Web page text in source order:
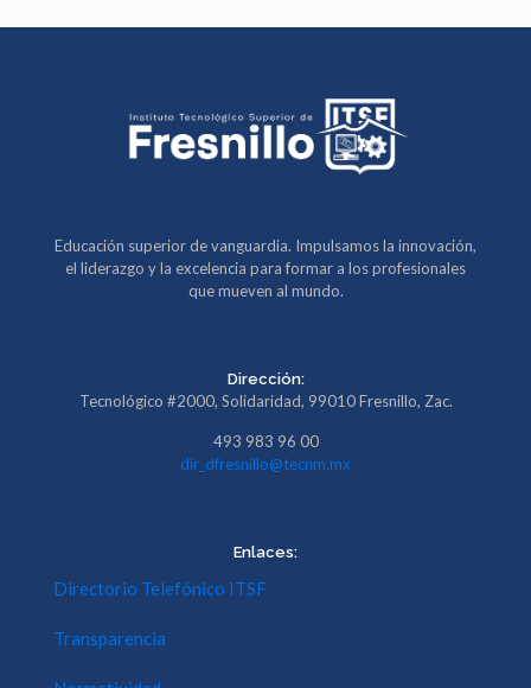
Educación superior de vanguardia. Impulsamos la innovación,
el liderazgo y la excelencia para formar a los profesionales
que mueven al mundo.
Dirección:
Tecnológico #2000, Solidaridad, 99010 Fresnillo, Zac.
493 983 96 00
dir_dfresnillo@tecnm.mx
Enlaces:
Directorio Telefónico ITSF
Transparencia